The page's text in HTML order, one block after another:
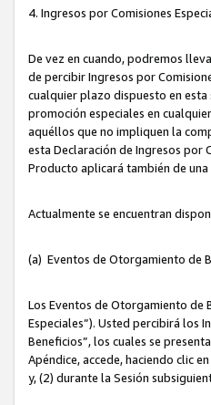
4. Ingresos por Comisiones
De vez en cuando, podremos
de percibir Ingresos por
cualquier plazo dispuesto en
promoción especiales en
aquéllos que no impliquen la
esta Declaración de Ingresos por
Producto aplicará también de
Actualmente se encuentran
(a) Eventos de Otorgamiento de
Los Eventos de Otorgamiento de
Especiales”). Usted percibirá los
Beneficios”, los cuales se
Apéndice, accede, haciendo clic
y, (2) durante la Sesión